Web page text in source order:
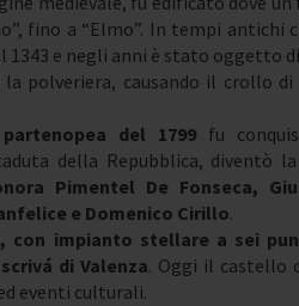
fino a “Elmo”. In tempi
1343 e negli anni è stato oggetto
polveriera, causando il crollo
del 1799fu
della Repubblica, diventò la
Pimentel De Fonseca,
e Domenico Cirillo.
con impianto stellare a sei
di Valenza. Oggi il castello
eventi culturali.